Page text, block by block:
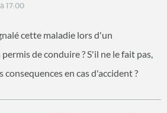
17:00
cette maladie lors d'un
de conduire ? S'il ne le fait pas,
en cas d'accident ?